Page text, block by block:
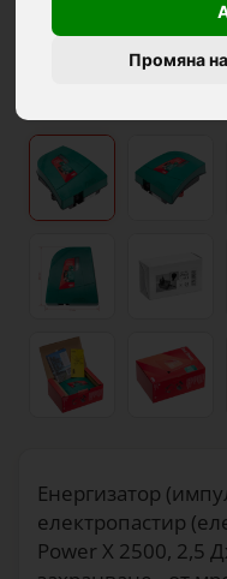
Промяна
Енергизатор
електропастир
Power X 2500, 2,5